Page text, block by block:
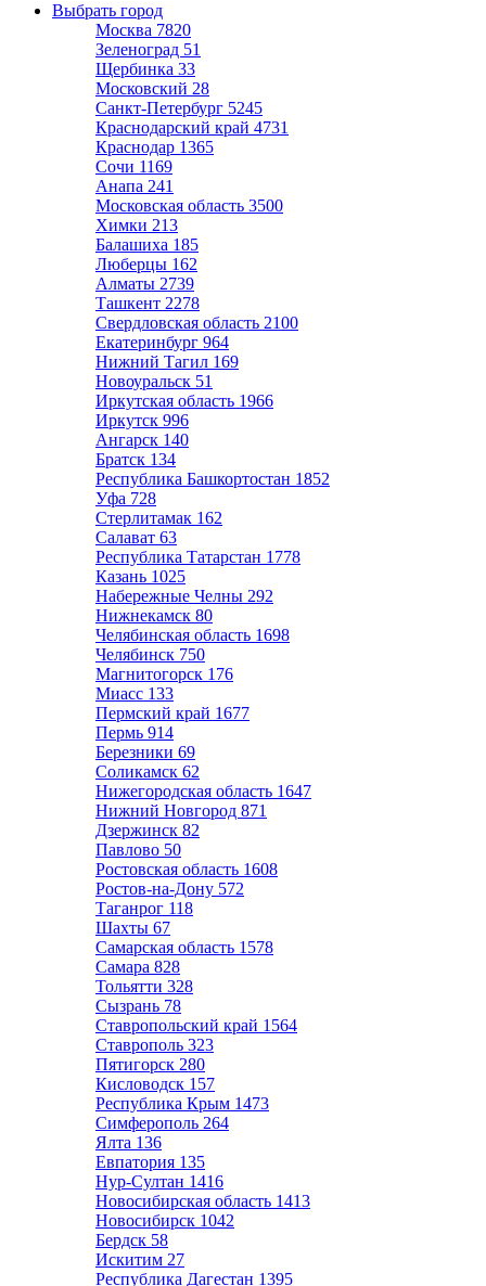
Выбрать город
Москва 7820
Зеленоград 51
Щербинка 33
Московский 28
Санкт-Петербург 5245
Краснодарский край 4731
Краснодар 1365
Сочи 1169
Анапа 241
Московская область 3500
Химки 213
Балашиха 185
Люберцы 162
Алматы 2739
Ташкент 2278
Свердловская область 2100
Екатеринбург 964
Нижний Тагил 169
Новоуральск 51
Иркутская область 1966
Иркутск 996
Ангарск 140
Братск 134
Республика Башкортостан 1852
Уфа 728
Стерлитамак 162
Салават 63
Республика Татарстан 1778
Казань 1025
Набережные Челны 292
Нижнекамск 80
Челябинская область 1698
Челябинск 750
Магнитогорск 176
Миасс 133
Пермский край 1677
Пермь 914
Березники 69
Соликамск 62
Нижегородская область 1647
Нижний Новгород 871
Дзержинск 82
Павлово 50
Ростовская область 1608
Ростов-на-Дону 572
Таганрог 118
Шахты 67
Самарская область 1578
Самара 828
Тольятти 328
Сызрань 78
Ставропольский край 1564
Ставрополь 323
Пятигорск 280
Кисловодск 157
Республика Крым 1473
Симферополь 264
Ялта 136
Евпатория 135
Нур-Султан 1416
Новосибирская область 1413
Новосибирск 1042
Бердск 58
Искитим 27
Республика Дагестан 1395